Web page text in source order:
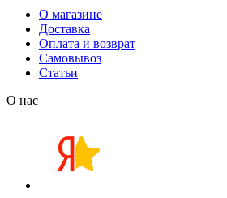
О магазине
Доставка
Оплата и возврат
Самовывоз
Статьи
О нас